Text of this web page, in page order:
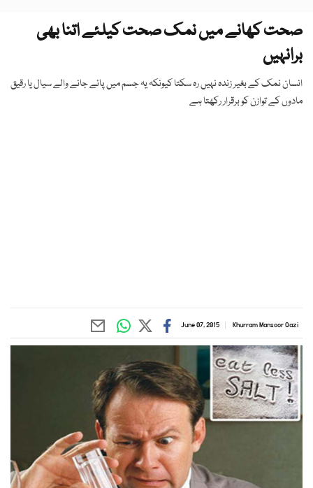
صحت کھانے میں نمک صحت کیلئے اتنا بھی
برانہیں
انسان نمک کے بغیر زندہ نہیں رہ سکتا کیونکہ یہ جسم میں پائے جانے والے سیال یا رقیق
مادوں کے توازن کو برقرار رکھتا ہے
Khurram Mansoor Qazi
June 07, 2015